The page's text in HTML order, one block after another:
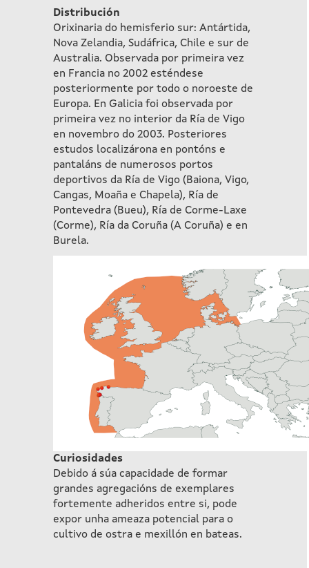
Distribución
Orixinaria do hemisferio sur: Antártida,
Nova Zelandia, Sudáfrica, Chile e sur de
Australia. Observada por primeira vez
en Francia no 2002 esténdese
posteriormente por todo o noroeste de
Europa. En Galicia foi observada por
primeira vez no interior da Ría de Vigo
en novembro do 2003. Posteriores
estudos localizárona en pontóns e
pantaláns de numerosos portos
deportivos da Ría de Vigo (Baiona, Vigo,
Cangas, Moaña e Chapela), Ría de
Pontevedra (Bueu), Ría de Corme-Laxe
(Corme), Ría da Coruña (A Coruña) e en
Burela.
Curiosidades
Debido á súa capacidade de formar
grandes agregacións de exemplares
fortemente adheridos entre si, pode
expor unha ameaza potencial para o
cultivo de ostra e mexillón en bateas.